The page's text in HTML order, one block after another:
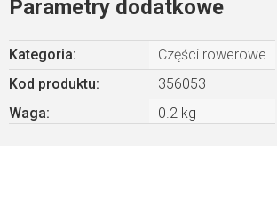
Parametry dodatkowe
Kategoria:
Części rowerowe
Kod produktu:
356053
Waga: 0.2 kg